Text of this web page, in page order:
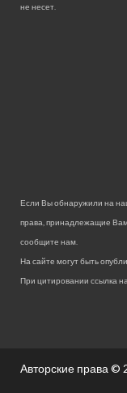
не несет.
Если Вы обнаружили на
права, принадлежащие
сообщите нам.
На сайте могут быть
При цитировании ссылка
Авторские права ©